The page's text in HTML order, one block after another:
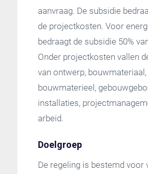
aanvraag. De subsidie
de projectkosten. Voor
bedraagt de subsidie 50%
Onder projectkosten vallen
van ontwerp, bouwmateriaal,
bouwmaterieel,
installaties,
arbeid.
Doelgroep
De regeling is bestemd voor